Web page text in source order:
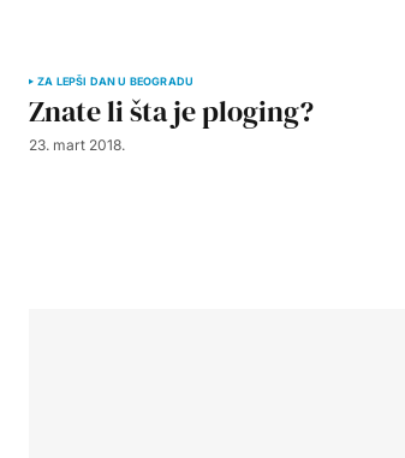
ZA LEPŠI DAN U BEOGRADU
Znate li šta je ploging?
23. mart 2018.